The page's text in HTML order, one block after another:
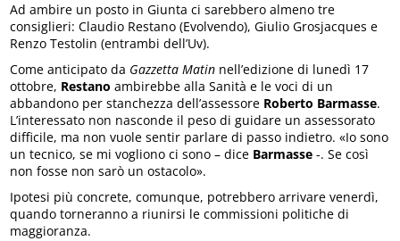
Ad ambire un posto in Giunta ci sarebbero almeno tre
consiglieri: Claudio Restano (Evolvendo), Giulio Grosjacques e
Renzo Testolin (entrambi dell’Uv).
Come anticipato da Gazzetta Matin nell’edizione di lunedì 17
ottobre, Restano ambirebbe alla Sanità e le voci di un
abbandono per stanchezza dell’assessore Roberto Barmasse.
L’interessato non nasconde il peso di guidare un assessorato
difficile, ma non vuole sentir parlare di passo indietro. «Io sono
un tecnico, se mi vogliono ci sono – dice Barmasse -. Se così
non fosse non sarò un ostacolo».
Ipotesi più concrete, comunque, potrebbero arrivare venerdì,
quando torneranno a riunirsi le commissioni politiche di
maggioranza.